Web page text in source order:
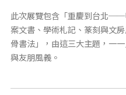
此次展覽包含「重慶到台北
案文書、學術札記、篆刻與文
骨書法」，由這三大主題，一
與友朋風義。